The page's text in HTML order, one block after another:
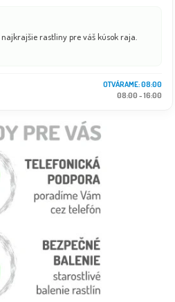
rastliny pre váš kúsok raja.
OTVÁRAME: 08:00
08:00 - 16:00